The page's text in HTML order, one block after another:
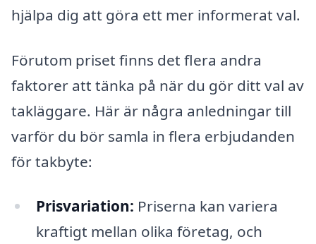
hjälpa dig att göra ett mer informerat val.
Förutom priset finns det flera andra
faktorer att tänka på när du gör ditt val av
takläggare. Här är några anledningar till
varför du bör samla in flera erbjudanden
för takbyte:
Prisvariation: Priserna kan variera
kraftigt mellan olika företag, och